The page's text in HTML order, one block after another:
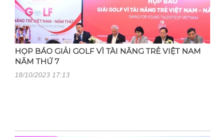
HỌP BÁO GIẢI GOLF VÌ TÀI NĂNG TRẺ VIỆT NAM
NĂM THỨ 7
18/10/2023 17:13